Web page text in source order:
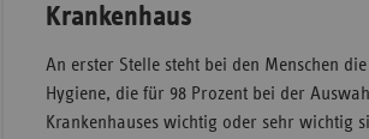
Krankenhaus
An erster Stelle steht bei den Menschen
Hygiene, die für 98 Prozent bei der
Krankenhauses wichtig oder sehr wichtig